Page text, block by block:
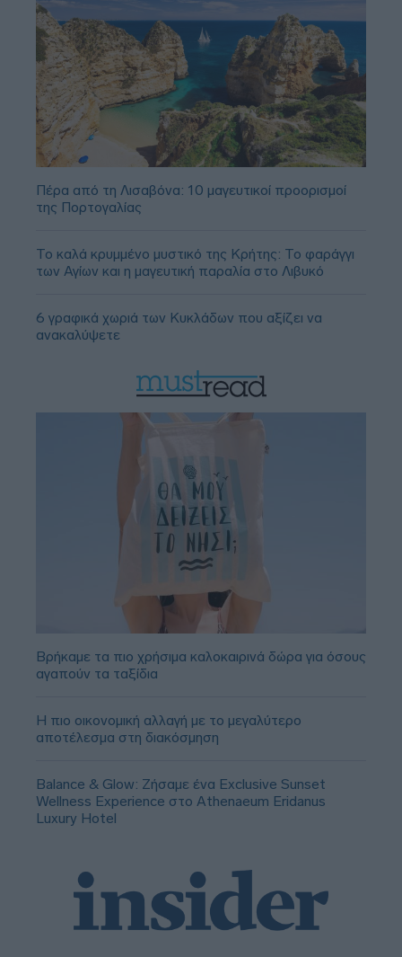
Πέρα από τη Λισαβόνα: 10 μαγευτικοί προορισμοί
της Πορτογαλίας
Το καλά κρυμμένο μυστικό της Κρήτης: Το φαράγγι
των Αγίων και η μαγευτική παραλία στο Λιβυκό
6 γραφικά χωριά των Κυκλάδων που αξίζει να
ανακαλύψετε
Βρήκαμε τα πιο χρήσιμα καλοκαιρινά δώρα για όσους
αγαπούν τα ταξίδια
Η πιο οικονομική αλλαγή με το μεγαλύτερο
αποτέλεσμα στη διακόσμηση
Balance & Glow: Ζήσαμε ένα Exclusive Sunset
Wellness Experience στο Athenaeum Eridanus
Luxury Hotel